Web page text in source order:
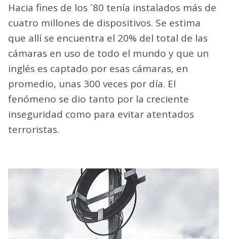
Hacia fines de los ´80 tenía instalados más de
cuatro millones de dispositivos. Se estima
que allí se encuentra el 20% del total de las
cámaras en uso de todo el mundo y que un
inglés es captado por esas cámaras, en
promedio, unas 300 veces por día. El
fenómeno se dio tanto por la creciente
inseguridad como para evitar atentados
terroristas.